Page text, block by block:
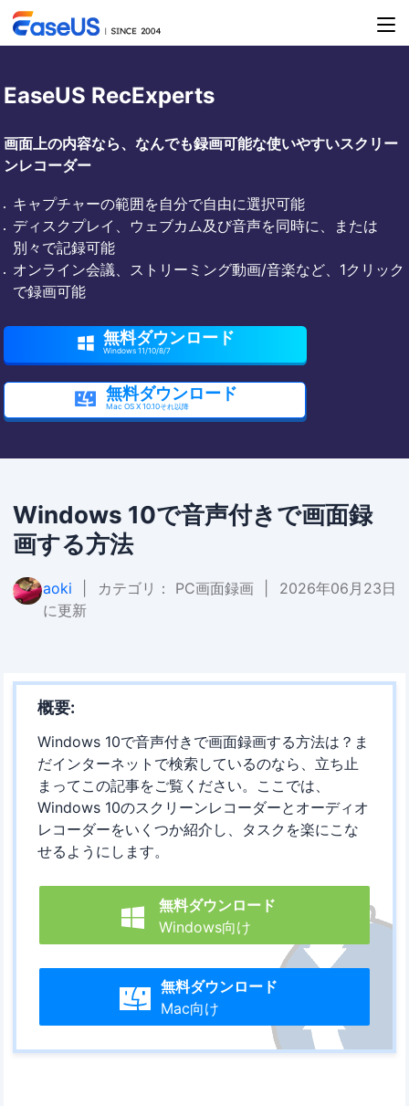
EaseUS RecExperts
画面上の内容なら、なんでも録画可能な使いやすいスクリー
ンレコーダー
キャプチャーの範囲を自分で自由に選択可能
ディスクプレイ、ウェブカム及び音声を同時に、または
別々で記録可能
オンライン会議、ストリーミング動画/音楽など、1クリック
で録画可能
 無料ダウンロード
Windows 11/10/8/7
 無料ダウンロード
Mac OS X 10.10それ以降
Windows 10で音声付きで画面録
画する方法
aoki カテゴリ： PC画面録画
2026年06月23日
に更新
概要:
Windows 10で音声付きで画面録画する方法は？ま
だインターネットで検索しているのなら、立ち止
まってこの記事をご覧ください。ここでは、
Windows 10のスクリーンレコーダーとオーディオ
レコーダーをいくつか紹介し、タスクを楽にこな
せるようにします。

無料ダウンロード
Windows向け

無料ダウンロード
Mac向け